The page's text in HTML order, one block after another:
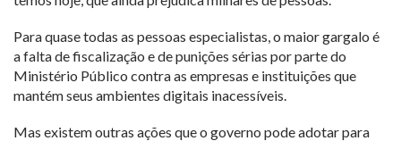
Para quase todas as pessoas especialistas, o maior gargalo é
a falta de fiscalização e de punições sérias por parte do
Ministério Público contra as empresas e instituições que
mantém seus ambientes digitais inacessíveis.
Mas existem outras ações que o governo pode adotar para